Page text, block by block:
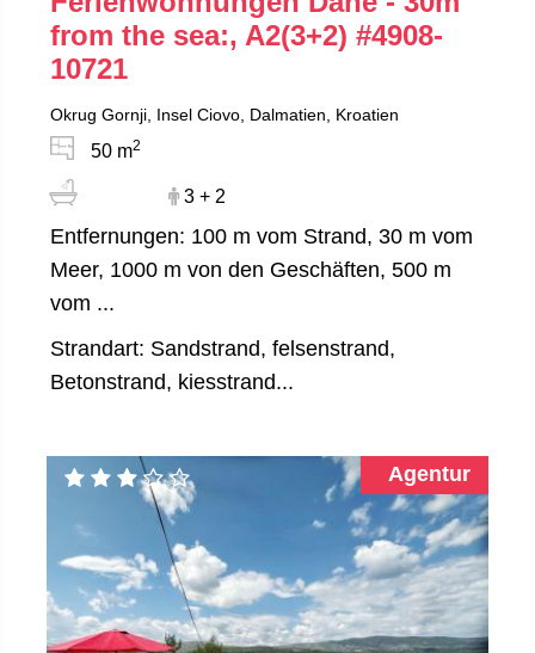
from the sea:, A2(3+2) #4908-
10721
Okrug Gornji, Insel Ciovo, Dalmatien, Kroatien
50 m2
3 + 2
Entfernungen: 100 m vom Strand, 30 m vom
Meer, 1000 m von den Geschäften, 500 m
vom ...
Strandart: Sandstrand, felsenstrand,
Betonstrand, kiesstrand...
Agentur